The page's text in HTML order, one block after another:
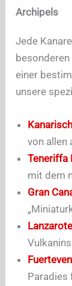
Archipels
Jede
einer
unsere
von allen
Teneriffa
mit dem
Gran
Paradies